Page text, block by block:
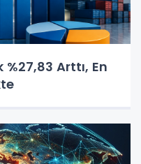
%27,83 Arttı, En